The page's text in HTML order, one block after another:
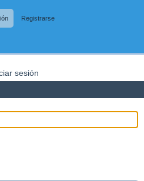
Registrarse
sesión